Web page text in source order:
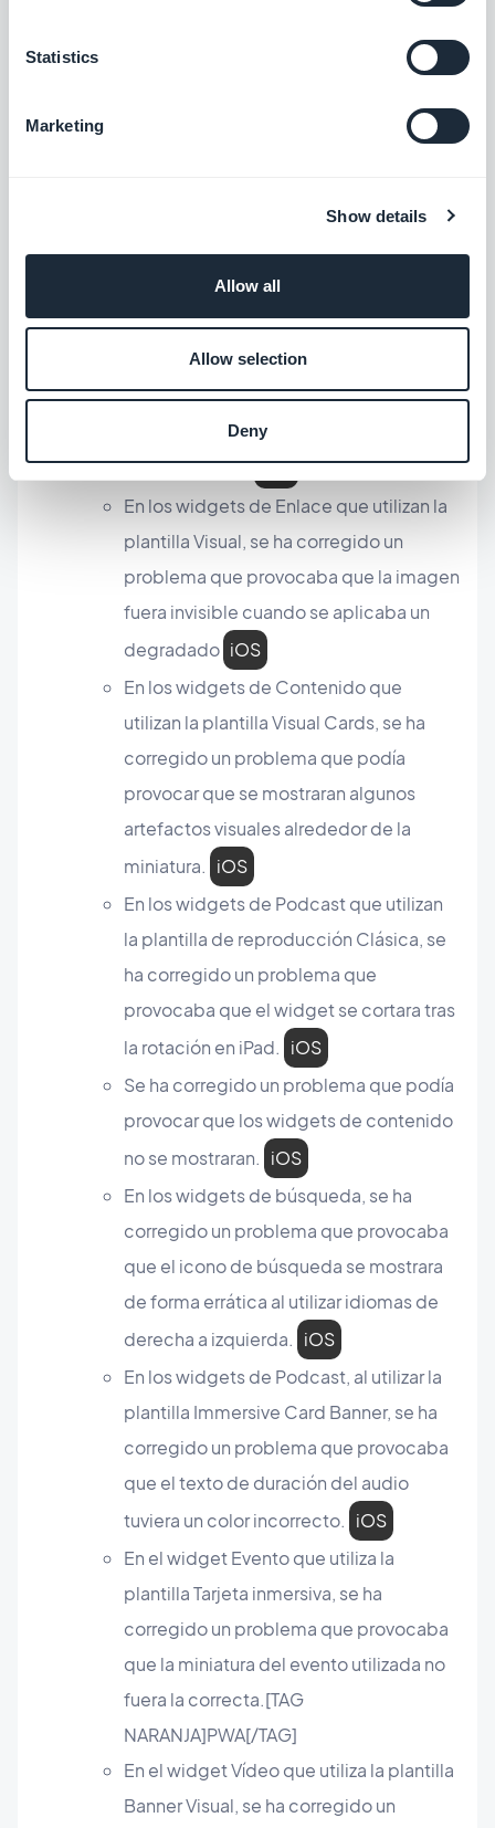
Statistics
Marketing
Show details
Allow all
Allow selection
Deny
corregido un problema que provocaba
que el ajuste de forma no se aplicara en
plantilla Atajos visuales, se ha corregido
un problema que podía provocar que no
se aplicara la forma.
En los widgets Evento que utilizan la
plantilla de banner Tarjeta inmersiva, se
ha corregido un problema que podía
provocar que la fecha no se mostrara
correctamente iOS
En los widgets de Enlace que utilizan la
plantilla Visual, se ha corregido un
problema que provocaba que la imagen
fuera invisible cuando se aplicaba un
degradado iOS
En los widgets de Contenido que
utilizan la plantilla Visual Cards, se ha
corregido un problema que podía
provocar que se mostraran algunos
artefactos visuales alrededor de la
miniatura. iOS
En los widgets de Podcast que utilizan
la plantilla de reproducción Clásica, se
ha corregido un problema que
provocaba que el widget se cortara tras
la rotación en iPad. iOS
Se ha corregido un problema que podía
provocar que los widgets de contenido
no se mostraran. iOS
En los widgets de búsqueda, se ha
corregido un problema que provocaba
que el icono de búsqueda se mostrara
de forma errática al utilizar idiomas de
derecha a izquierda. iOS
En los widgets de Podcast, al utilizar la
plantilla Immersive Card Banner, se ha
corregido un problema que provocaba
que el texto de duración del audio
tuviera un color incorrecto. iOS
En el widget Evento que utiliza la
plantilla Tarjeta inmersiva, se ha
corregido un problema que provocaba
que la miniatura del evento utilizada no
fuera la correcta.[TAG
NARANJA]PWA[/TAG]
En el widget Vídeo que utiliza la plantilla
Banner Visual, se ha corregido un